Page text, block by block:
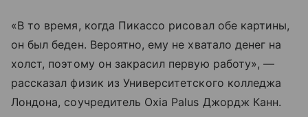
«В то время, когда Пикассо рисовал обе картины,
он был беден. Вероятно, ему не хватало денег на
холст, поэтому он закрасил первую работу», —
рассказал физик из Университетского колледжа
Лондона, соучредитель Oxia Palus Джордж Канн.